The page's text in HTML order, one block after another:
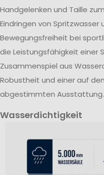
Handgelenken und Taille
Eindringen von
Bewegungsfreiheit bei
die Leistungsfähigkeit einer
Zusammenspiel aus
Robustheit und einer auf
abgestimmten Ausstattung.
Wasserdichtigkeit